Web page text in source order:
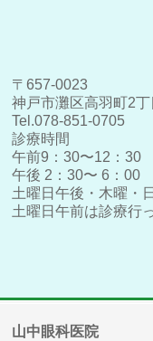
〒657-0023
神戸市灘区高羽町2
Tel.078-851-0705
診療時間
午前9：30〜12：30
午後 2：30〜 6：00
土曜日午後・木曜・
土曜日午前は診療行
山中眼科医院